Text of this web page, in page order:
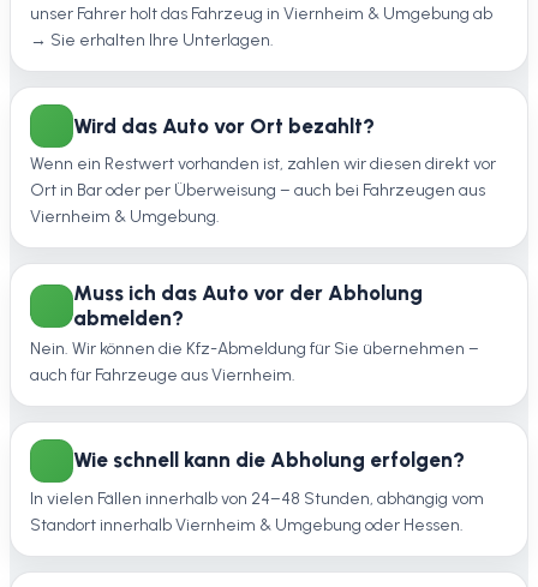
unser Fahrer holt das Fahrzeug in Viernheim & Umgebung ab
→ Sie erhalten Ihre Unterlagen.
Wird das Auto vor Ort bezahlt?
Wenn ein Restwert vorhanden ist, zahlen wir diesen direkt vor
Ort in Bar oder per Überweisung – auch bei Fahrzeugen aus
Viernheim & Umgebung.
Muss ich das Auto vor der Abholung
abmelden?
Nein. Wir können die Kfz-Abmeldung für Sie übernehmen –
auch für Fahrzeuge aus Viernheim.
Wie schnell kann die Abholung erfolgen?
In vielen Fällen innerhalb von 24–48 Stunden, abhängig vom
Standort innerhalb Viernheim & Umgebung oder Hessen.